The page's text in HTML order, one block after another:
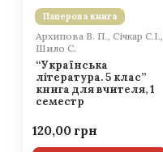
Паперова книга
Архипова В. П., Січкар С.І.,
Шило С.
“Українська
література. 5 клас”
книга для вчителя, 1
семестр
120,00